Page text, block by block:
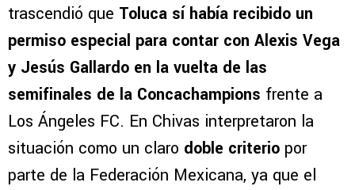
trascendió que Toluca sí había recibido un
permiso especial para contar con Alexis Vega
y Jesús Gallardo en la vuelta de las
semifinales de la Concachampions frente a
Los Ángeles FC. En Chivas interpretaron la
situación como un claro doble criterio por
parte de la Federación Mexicana, ya que el